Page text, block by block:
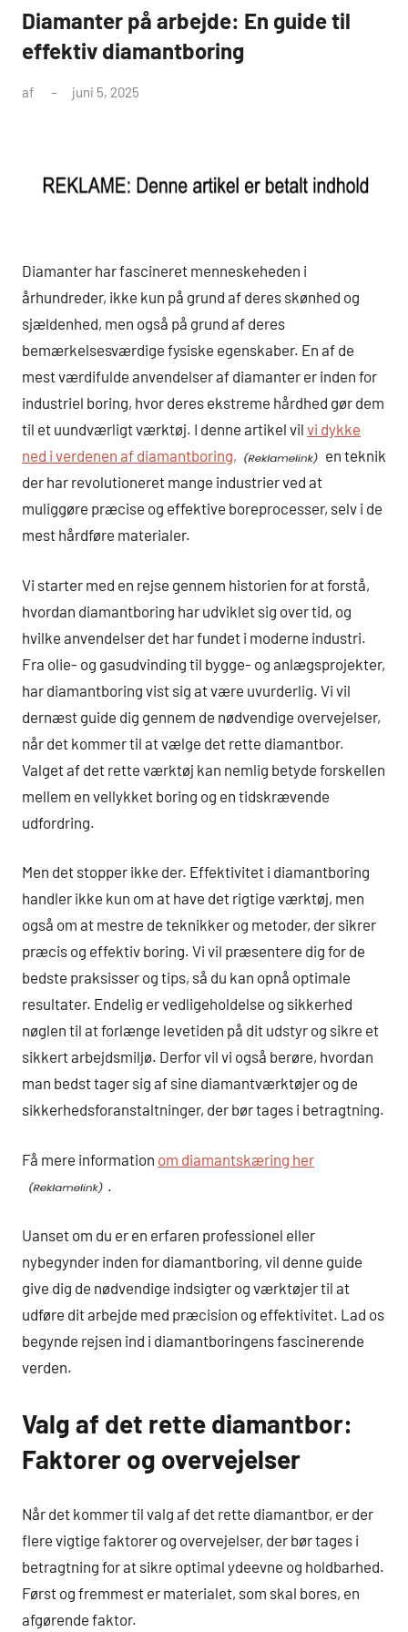
Diamanter på arbejde: En guide til
effektiv diamantboring
af juni 5, 2025
Diamanter har fascineret menneskeheden i
århundreder, ikke kun på grund af deres skønhed og
sjældenhed, men også på grund af deres
bemærkelsesværdige fysiske egenskaber. En af de
mest værdifulde anvendelser af diamanter er inden for
industriel boring, hvor deres ekstreme hårdhed gør dem
til et uundværligt værktøj. I denne artikel vil vi dykke
ned i verdenen af diamantboring,
en teknik
der har revolutioneret mange industrier ved at
muliggøre præcise og effektive boreprocesser, selv i de
mest hårdføre materialer.
Vi starter med en rejse gennem historien for at forstå,
hvordan diamantboring har udviklet sig over tid, og
hvilke anvendelser det har fundet i moderne industri.
Fra olie- og gasudvinding til bygge- og anlægsprojekter,
har diamantboring vist sig at være uvurderlig. Vi vil
dernæst guide dig gennem de nødvendige overvejelser,
når det kommer til at vælge det rette diamantbor.
Valget af det rette værktøj kan nemlig betyde forskellen
mellem en vellykket boring og en tidskrævende
udfordring.
Men det stopper ikke der. Effektivitet i diamantboring
handler ikke kun om at have det rigtige værktøj, men
også om at mestre de teknikker og metoder, der sikrer
præcis og effektiv boring. Vi vil præsentere dig for de
bedste praksisser og tips, så du kan opnå optimale
resultater. Endelig er vedligeholdelse og sikkerhed
nøglen til at forlænge levetiden på dit udstyr og sikre et
sikkert arbejdsmiljø. Derfor vil vi også berøre, hvordan
man bedst tager sig af sine diamantværktøjer og de
sikkerhedsforanstaltninger, der bør tages i betragtning.
Få mere information om diamantskæring her
.
Uanset om du er en erfaren professionel eller
nybegynder inden for diamantboring, vil denne guide
give dig de nødvendige indsigter og værktøjer til at
udføre dit arbejde med præcision og effektivitet. Lad os
begynde rejsen ind i diamantboringens fascinerende
verden.
Valg af det rette diamantbor:
Faktorer og overvejelser
Når det kommer til valg af det rette diamantbor, er der
flere vigtige faktorer og overvejelser, der bør tages i
betragtning for at sikre optimal ydeevne og holdbarhed.
Først og fremmest er materialet, som skal bores, en
afgørende faktor.